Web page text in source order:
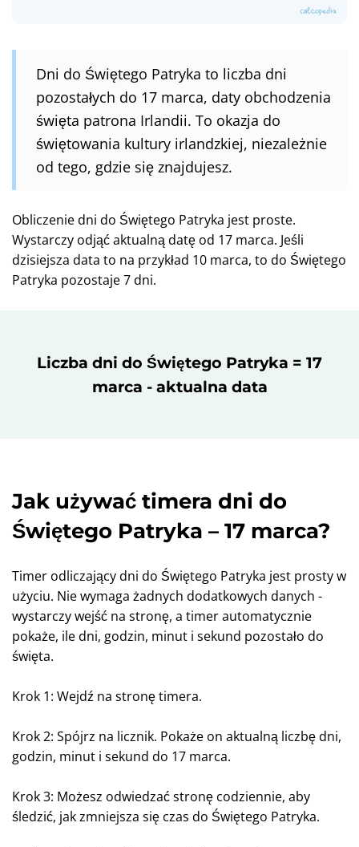
Dni do Świętego Patryka to liczba dni
pozostałych do 17 marca, daty obchodzenia
święta patrona Irlandii. To okazja do
świętowania kultury irlandzkiej, niezależnie
od tego, gdzie się znajdujesz.
Obliczenie dni do Świętego Patryka jest proste.
Wystarczy odjąć aktualną datę od 17 marca. Jeśli
dzisiejsza data to na przykład 10 marca, to do Świętego
Patryka pozostaje 7 dni.
Liczba dni do Świętego Patryka = 17
marca - aktualna data
Jak używać timera dni do
Świętego Patryka – 17 marca?
Timer odliczający dni do Świętego Patryka jest prosty w
użyciu. Nie wymaga żadnych dodatkowych danych -
wystarczy wejść na stronę, a timer automatycznie
pokaże, ile dni, godzin, minut i sekund pozostało do
święta.
Krok 1: Wejdź na stronę timera.
Krok 2: Spójrz na licznik. Pokaże on aktualną liczbę dni,
godzin, minut i sekund do 17 marca.
Krok 3: Możesz odwiedzać stronę codziennie, aby
śledzić, jak zmniejsza się czas do Świętego Patryka.